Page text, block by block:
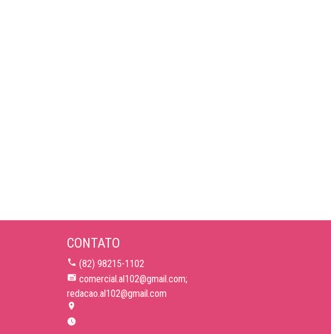
CONTATO
(82) 98215-1102
comercial.al102@gmail.com;
redacao.al102@gmail.com